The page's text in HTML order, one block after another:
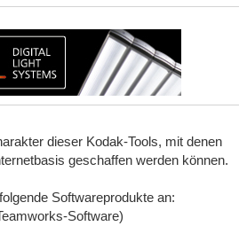
dieser Kodak-Tools, mit denen
geschaffen werden können.
Softwareprodukte an:
Software)